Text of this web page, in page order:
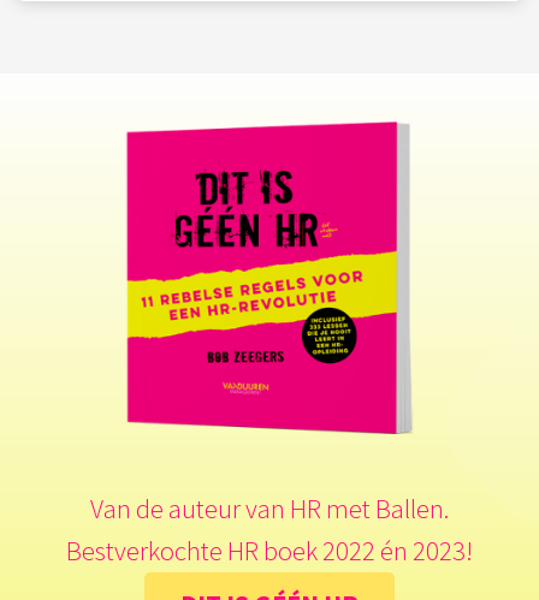
Van de auteur van HR met Ballen.
Bestverkochte HR boek 2022 én 2023!